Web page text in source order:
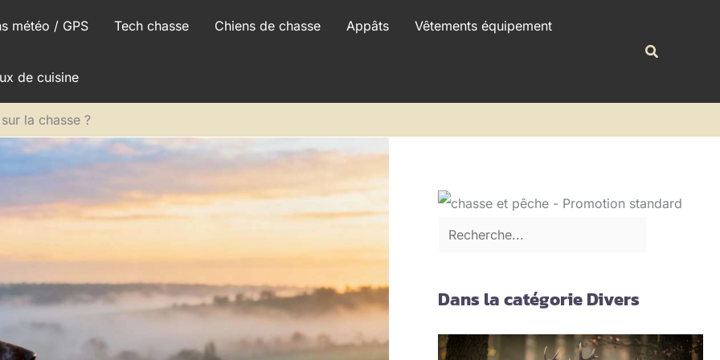
météo / GPS Tech chasse Chiens de chasse Appâts Vêtements équipement
de cuisine
la chasse ?
r
h
Dans la catégorie Divers